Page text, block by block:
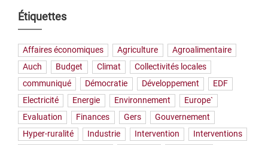
Étiquettes
Affaires économiques Agriculture
Agroalimentaire
Auch
Budget Climat
Collectivités locales
communiqué
Démocratie Développement
EDF
Electricité
Energie Environnement
Europe`
Evaluation
Finances Gers
Gouvernement
Hyper-ruralité
Industrie Intervention
Interventions